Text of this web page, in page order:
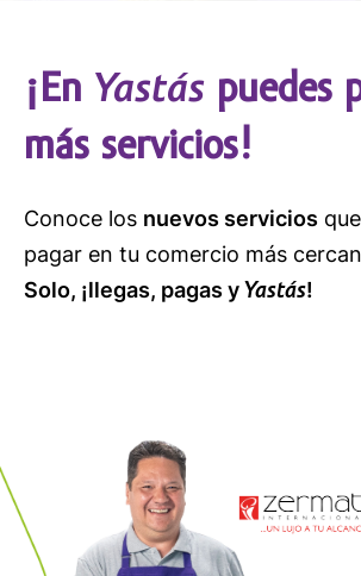
¡En Yastás puedes
más servicios!
Conoce los nuevos servicios
pagar en tu comercio más
Solo, ¡llegas, pagas yYastás!